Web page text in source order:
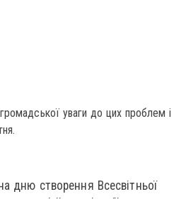
уваги до цих проблем і
дню створення Всесвітньої